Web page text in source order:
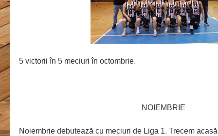
5 victorii în 5 meciuri în octombrie.
NOIEMBRIE
Noiembrie debutează cu meciuri de Liga 1. Trecem